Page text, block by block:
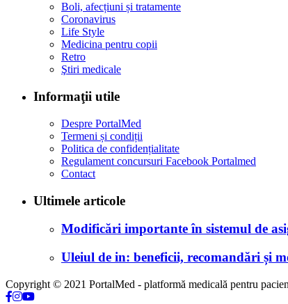
Boli, afecțiuni și tratamente
Coronavirus
Life Style
Medicina pentru copii
Retro
Ştiri medicale
Informaţii utile
Despre PortalMed
Termeni și condiții
Politica de confidențialitate
Regulament concursuri Facebook Portalmed
Contact
Ultimele articole
Modificări importante în sistemul de
Uleiul de in: beneficii, recomandări și
Copyright © 2021 PortalMed - platformă medicală pentru